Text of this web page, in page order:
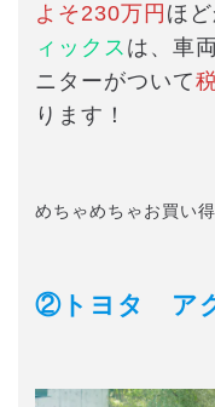
よそ230万円 ほ
ィックス は、車
ニターがついて
ります！
めちゃめちゃお買い
②トヨタ ア